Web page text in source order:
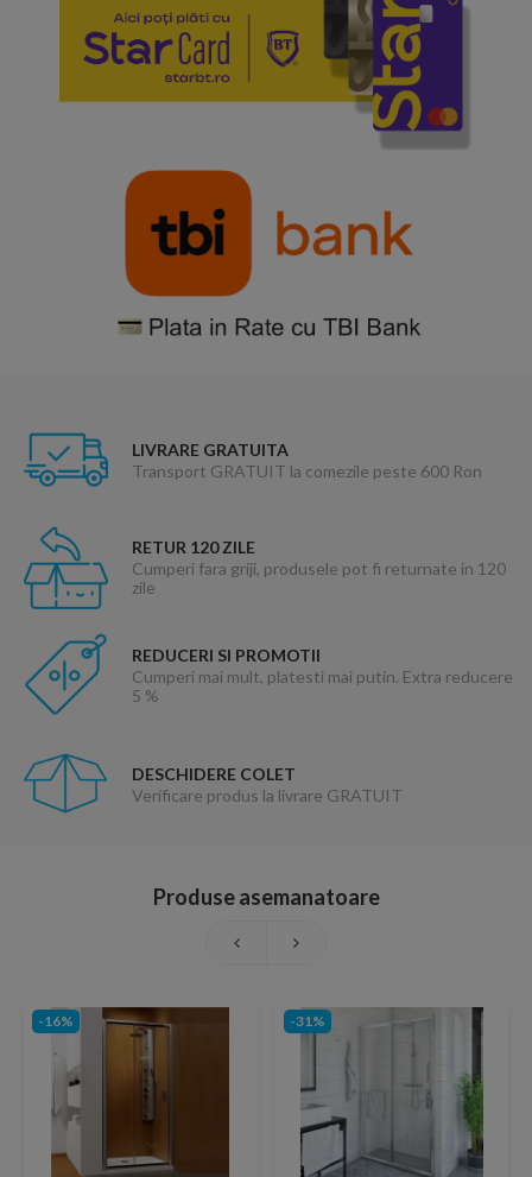
LIVRARE GRATUITA
Transport GRATUIT la comezile peste 600 Ron
RETUR 120 ZILE
Cumperi fara griji, produsele pot fi returnate in 120
zile
REDUCERI SI PROMOTII
Cumperi mai mult, platesti mai putin. Extra reducere
5 %
DESCHIDERE COLET
Verificare produs la livrare GRATUIT
Produse asemanatoare
-16% -31%